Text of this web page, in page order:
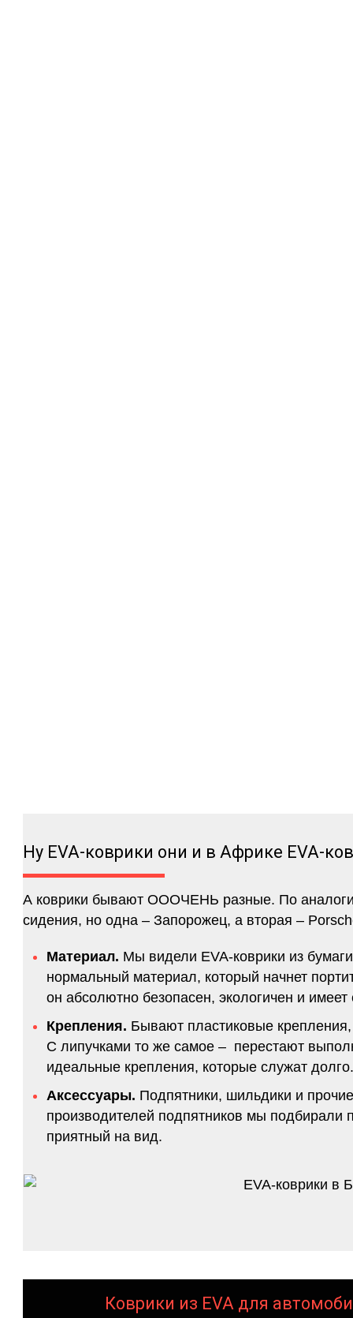
Ну EVA-коврики они и в Африке EVA-
А коврики бывают ОООЧЕНЬ разные. По
сидения, но одна – Запорожец, а вторая –
Материал. Мы видели EVA-коврики из
нормальный материал, который начнет
он абсолютно безопасен, экологичен и
Крепления. Бывают пластиковые
С липучками то же самое – перестают
идеальные крепления, которые служат
Аксессуары. Подпятники, шильдики и
производителей подпятников мы подбирали
приятный на вид.
Коврики из EVA для